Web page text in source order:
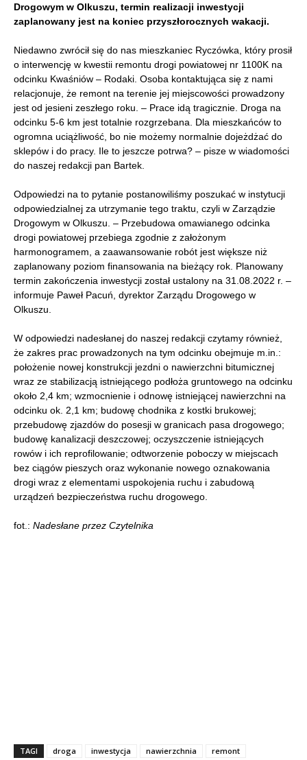
Drogowym w Olkuszu, termin realizacji inwestycji
zaplanowany jest na koniec przyszłorocznych wakacji.
Niedawno zwrócił się do nas mieszkaniec Ryczówka, który prosił
o interwencję w kwestii remontu drogi powiatowej nr 1100K na
odcinku Kwaśniów – Rodaki. Osoba kontaktująca się z nami
relacjonuje, że remont na terenie jej miejscowości prowadzony
jest od jesieni zeszłego roku. – Prace idą tragicznie. Droga na
odcinku 5-6 km jest totalnie rozgrzebana. Dla mieszkańców to
ogromna uciążliwość, bo nie możemy normalnie dojeżdżać do
sklepów i do pracy. Ile to jeszcze potrwa? – pisze w wiadomości
do naszej redakcji pan Bartek.
Odpowiedzi na to pytanie postanowiliśmy poszukać w instytucji
odpowiedzialnej za utrzymanie tego traktu, czyli w Zarządzie
Drogowym w Olkuszu. – Przebudowa omawianego odcinka
drogi powiatowej przebiega zgodnie z założonym
harmonogramem, a zaawansowanie robót jest większe niż
zaplanowany poziom finansowania na bieżący rok. Planowany
termin zakończenia inwestycji został ustalony na 31.08.2022 r. –
informuje Paweł Pacuń, dyrektor Zarządu Drogowego w
Olkuszu.
W odpowiedzi nadesłanej do naszej redakcji czytamy również,
że zakres prac prowadzonych na tym odcinku obejmuje m.in.:
położenie nowej konstrukcji jezdni o nawierzchni bitumicznej
wraz ze stabilizacją istniejącego podłoża gruntowego na odcinku
około 2,4 km; wzmocnienie i odnowę istniejącej nawierzchni na
odcinku ok. 2,1 km; budowę chodnika z kostki brukowej;
przebudowę zjazdów do posesji w granicach pasa drogowego;
budowę kanalizacji deszczowej; oczyszczenie istniejących
rowów i ich reprofilowanie; odtworzenie poboczy w miejscach
bez ciągów pieszych oraz wykonanie nowego oznakowania
drogi wraz z elementami uspokojenia ruchu i zabudową
urządzeń bezpieczeństwa ruchu drogowego.
fot.: Nadesłane przez Czytelnika
TAGI droga inwestycja nawierzchnia remont